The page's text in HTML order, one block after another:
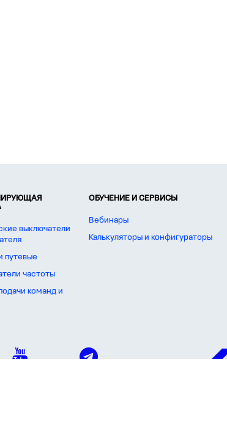
выключатели
путевые
частоты
команд и
ОБУЧЕНИЕ И СЕРВИСЫ
Вебинары
Калькуляторы и конфигураторы